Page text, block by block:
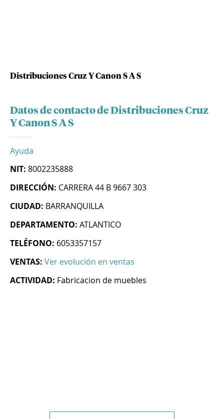
Distribuciones Cruz Y Canon S A S
Datos de contacto de Distribuciones Cruz
Y Canon S A S
Ayuda
NIT: 8002235888
DIRECCIÓN: CARRERA 44 B 9667 303
CIUDAD: BARRANQUILLA
DEPARTAMENTO: ATLANTICO
TELÉFONO: 6053357157
VENTAS: Ver evolución en ventas
ACTIVIDAD: Fabricacion de muebles